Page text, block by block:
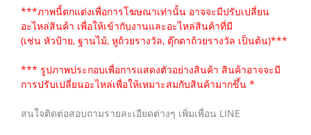
***ภาพนี้ตกแต่งเพื่อการโฆษณาเท่านั้น อาจจะมีปรับเปลี่ยน
อะไหล่สินค้า เพื่อให้เข้ากับงานและอะไหล่สินค้าที่มี
(เช่น หัวป้าย, ฐานไม้, หูถ้วยรางวัล, ตุ๊กตาถ้วยรางวัล เป็นต้น)***
*** รูปภาพประกอบเพื่อการแสดงตัวอย่างสินค้า สินค้าอาจจะมี
การปรับเปลี่ยนอะไหล่เพื่อให้เหมาะสมกับสินค้ามากขึ้น *
สนใจติดต่อสอบถามรายละเอียดต่างๆ เพิ่มเพื่อน LINE